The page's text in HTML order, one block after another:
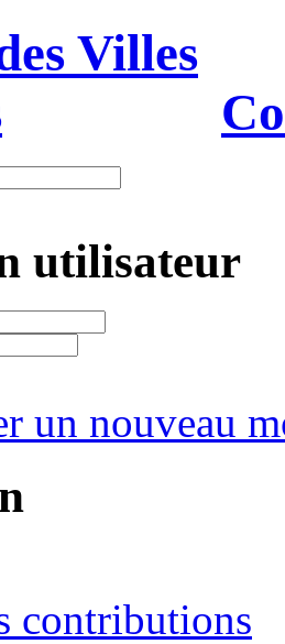
utilisateur
un nouveau
contributions